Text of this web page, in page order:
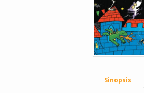
Sinopsis